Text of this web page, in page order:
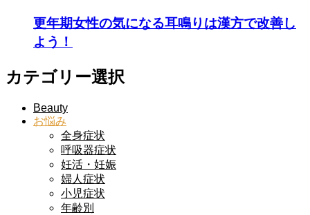
更年期女性の気になる耳鳴りは漢方で改善し
よう！
カテゴリー選択
Beauty
お悩み
全身症状
呼吸器症状
妊活・妊娠
婦人症状
小児症状
年齢別